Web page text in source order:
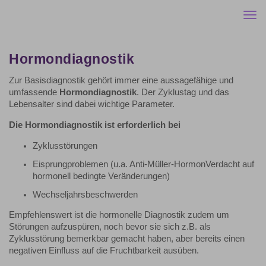
Hormondiagnostik
Zur Basisdiagnostik gehört immer eine aussagefähige und
umfassende Hormondiagnostik. Der Zyklustag und das
Lebensalter sind dabei wichtige Parameter.
Die Hormondiagnostik ist erforderlich bei
Zyklusstörungen
Eisprungproblemen (u.a. Anti-Müller-HormonVerdacht auf
hormonell bedingte Veränderungen)
Wechseljahrsbeschwerden
Empfehlenswert ist die hormonelle Diagnostik zudem um
Störungen aufzuspüren, noch bevor sie sich z.B. als
Zyklusstörung bemerkbar gemacht haben, aber bereits einen
negativen Einfluss auf die Fruchtbarkeit ausüben.